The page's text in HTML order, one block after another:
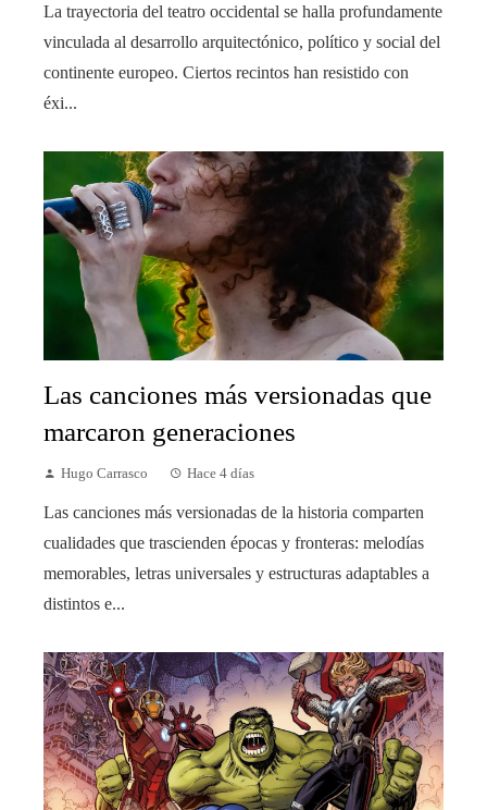
La trayectoria del teatro occidental se halla profundamente
vinculada al desarrollo arquitectónico, político y social del
continente europeo. Ciertos recintos han resistido con
éxi...
Las canciones más versionadas que
marcaron generaciones
Hugo Carrasco Hace 4 días
Las canciones más versionadas de la historia comparten
cualidades que trascienden épocas y fronteras: melodías
memorables, letras universales y estructuras adaptables a
distintos e...